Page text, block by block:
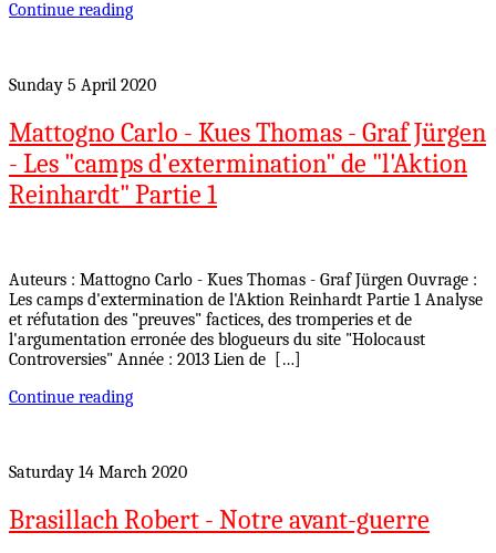
Continue reading
Sunday 5 April 2020
Mattogno Carlo - Kues Thomas - Graf Jürgen
- Les "camps d'extermination" de "l'Aktion
Reinhardt" Partie 1
Auteurs : Mattogno Carlo - Kues Thomas - Graf Jürgen Ouvrage :
Les camps d'extermination de l'Aktion Reinhardt Partie 1 Analyse
et réfutation des "preuves" factices, des tromperies et de
l'argumentation erronée des blogueurs du site "Holocaust
Controversies" Année : 2013 Lien de […]
Continue reading
Saturday 14 March 2020
Brasillach Robert - Notre avant-guerre